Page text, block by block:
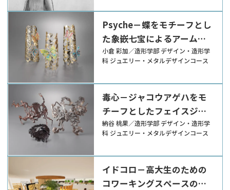
Psyche－蝶をモチーフとし
た象嵌七宝によるアームジ
ュエリーの制作－
小倉 彩加／造形学部 デザイン・造形学
科 ジュエリー・メタルデザインコース
毒心－ジャコウアゲハをモ
チーフとしたフェイスジュ
エリーの制作－
納谷 桃果／造形学部 デザイン・造形学
科 ジュエリー・メタルデザインコース
イドコロ－高大生のための
コワーキングスペースの提